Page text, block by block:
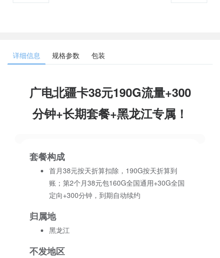
详细信息 规格参数 包装
广电北疆卡38元190G流量+300
分钟+长期套餐+黑龙江专属！
套餐构成
首月38元按天折算扣除，190G按天折算到
账；第2个月38元包160G全国通用+30G全国
定向+300分钟，到期自动续约
归属地
黑龙江
不发地区